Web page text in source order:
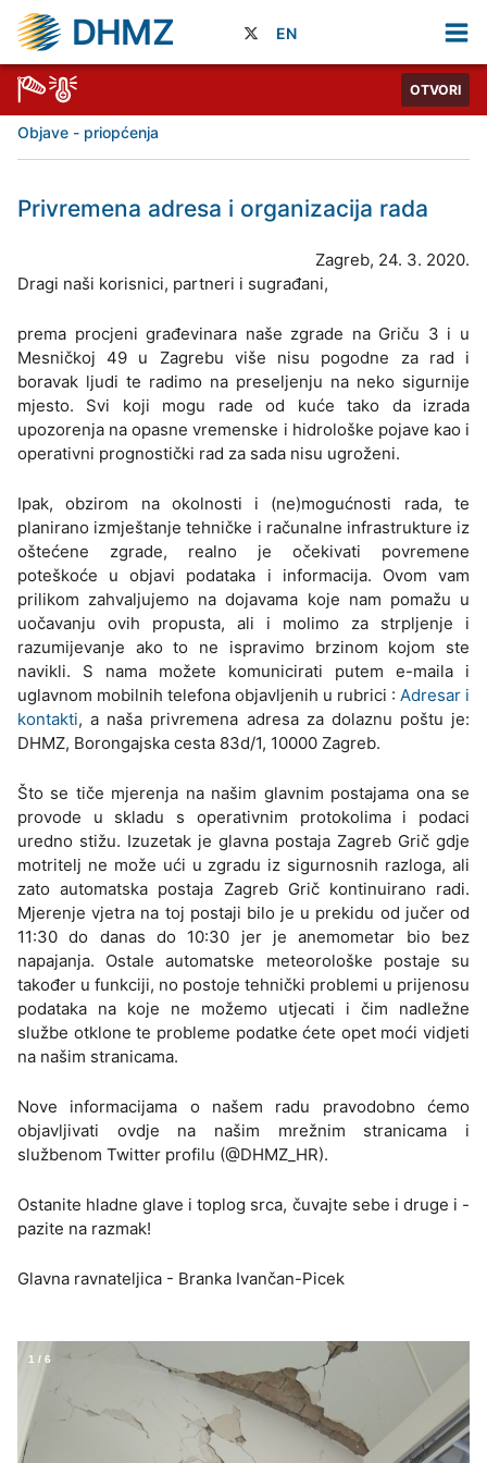
DHMZ EN
OTVORI
Objave - priopćenja
Privremena adresa i organizacija rada
Zagreb, 24. 3. 2020.
Dragi naši korisnici, partneri i sugrađani,
prema procjeni građevinara naše zgrade na Griču 3 i u
Mesničkoj 49 u Zagrebu više nisu pogodne za rad i
boravak ljudi te radimo na preseljenju na neko sigurnije
mjesto. Svi koji mogu rade od kuće tako da izrada
upozorenja na opasne vremenske i hidrološke pojave kao i
operativni prognostički rad za sada nisu ugroženi.
Ipak, obzirom na okolnosti i (ne)mogućnosti rada, te
planirano izmještanje tehničke i računalne infrastrukture iz
oštećene zgrade, realno je očekivati povremene
poteškoće u objavi podataka i informacija. Ovom vam
prilikom zahvaljujemo na dojavama koje nam pomažu u
uočavanju ovih propusta, ali i molimo za strpljenje i
razumijevanje ako to ne ispravimo brzinom kojom ste
navikli. S nama možete komunicirati putem e-maila i
uglavnom mobilnih telefona objavljenih u rubrici : Adresar i
kontakti, a naša privremena adresa za dolaznu poštu je:
DHMZ, Borongajska cesta 83d/1, 10000 Zagreb.
Što se tiče mjerenja na našim glavnim postajama ona se
provode u skladu s operativnim protokolima i podaci
uredno stižu. Izuzetak je glavna postaja Zagreb Grič gdje
motritelj ne može ući u zgradu iz sigurnosnih razloga, ali
zato automatska postaja Zagreb Grič kontinuirano radi.
Mjerenje vjetra na toj postaji bilo je u prekidu od jučer od
11:30 do danas do 10:30 jer je anemometar bio bez
napajanja. Ostale automatske meteorološke postaje su
također u funkciji, no postoje tehnički problemi u prijenosu
podataka na koje ne možemo utjecati i čim nadležne
službe otklone te probleme podatke ćete opet moći vidjeti
na našim stranicama.
Nove informacijama o našem radu pravodobno ćemo
objavljivati ovdje na našim mrežnim stranicama i
službenom Twitter profilu (@DHMZ_HR).
Ostanite hladne glave i toplog srca, čuvajte sebe i druge i -
pazite na razmak!
Glavna ravnateljica - Branka Ivančan-Picek
1 / 6